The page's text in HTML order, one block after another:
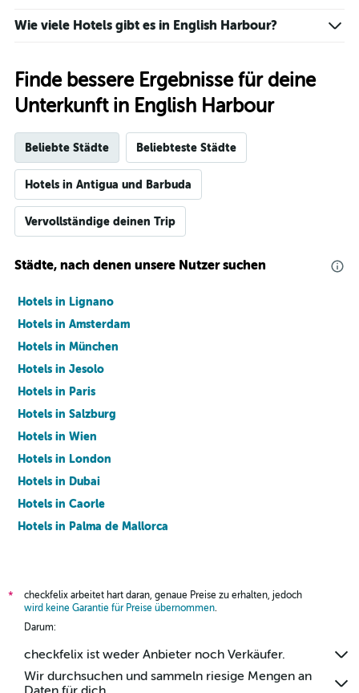
Wie viele Hotels gibt es in English Harbour?
Finde bessere Ergebnisse für deine
Unterkunft in English Harbour
Beliebte Städte Beliebteste Städte
Hotels in Antigua und Barbuda
Vervollständige deinen Trip
Städte, nach denen unsere Nutzer suchen
Hotels in Lignano
Hotels in Amsterdam
Hotels in München
Hotels in Jesolo
Hotels in Paris
Hotels in Salzburg
Hotels in Wien
Hotels in London
Hotels in Dubai
Hotels in Caorle
Hotels in Palma de Mallorca
*
checkfelix arbeitet hart daran, genaue Preise zu erhalten, jedoch
wird keine Garantie für Preise übernommen.
Darum:
checkfelix ist weder Anbieter noch Verkäufer.
Wir durchsuchen und sammeln riesige Mengen an